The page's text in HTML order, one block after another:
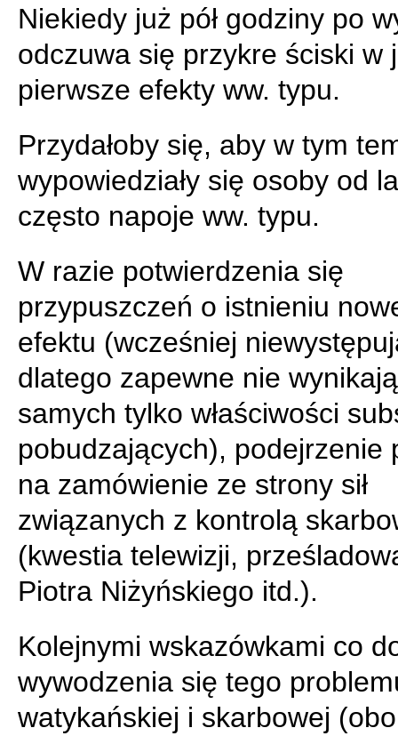
Niekiedy już pół godziny po
odczuwa się przykre ściski w
pierwsze efekty ww. typu.
Przydałoby się, aby w tym
wypowiedziały się osoby od
często napoje ww. typu.
W razie potwierdzenia się
przypuszczeń o istnieniu
efektu (wcześniej
dlatego zapewne nie
samych tylko właściwości
pobudzających), podejrzenie
na zamówienie ze strony sił
związanych z kontrolą
(kwestia telewizji,
Piotra Niżyńskiego itd.).
Kolejnymi wskazówkami co
wywodzenia się tego
watykańskiej i skarbowej